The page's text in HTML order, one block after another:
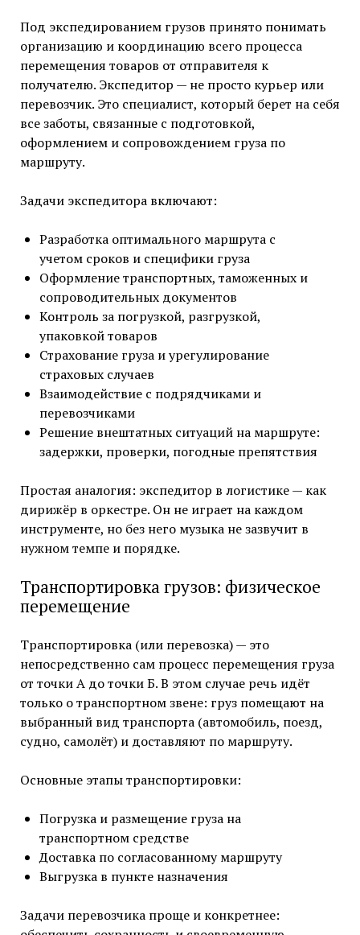
Под экспедированием грузов принято понимать
организацию и координацию всего процесса
перемещения товаров от отправителя к
получателю. Экспедитор — не просто курьер или
перевозчик. Это специалист, который берет на себя
все заботы, связанные с подготовкой,
оформлением и сопровождением груза по
маршруту.
Задачи экспедитора включают:
Разработка оптимального маршрута с
учетом сроков и специфики груза
Оформление транспортных, таможенных и
сопроводительных документов
Контроль за погрузкой, разгрузкой,
упаковкой товаров
Страхование груза и урегулирование
страховых случаев
Взаимодействие с подрядчиками и
перевозчиками
Решение внештатных ситуаций на маршруте:
задержки, проверки, погодные препятствия
Простая аналогия: экспедитор в логистике — как
дирижёр в оркестре. Он не играет на каждом
инструменте, но без него музыка не зазвучит в
нужном темпе и порядке.
Транспортировка грузов: физическое
перемещение
Транспортировка (или перевозка) — это
непосредственно сам процесс перемещения груза
от точки А до точки Б. В этом случае речь идёт
только о транспортном звене: груз помещают на
выбранный вид транспорта (автомобиль, поезд,
судно, самолёт) и доставляют по маршруту.
Основные этапы транспортировки:
Погрузка и размещение груза на
транспортном средстве
Доставка по согласованному маршруту
Выгрузка в пункте назначения
Задачи перевозчика проще и конкретнее: